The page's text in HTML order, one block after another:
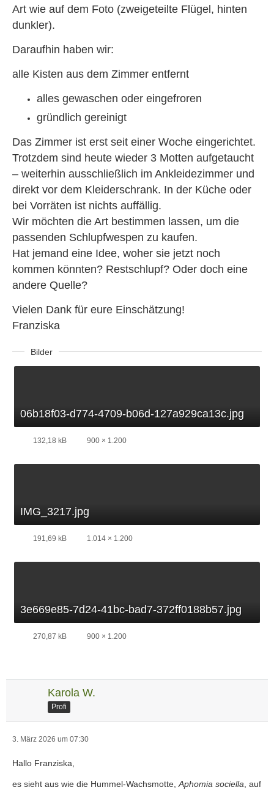
Art wie auf dem Foto (zweigeteilte Flügel, hinten
dunkler).
Daraufhin haben wir:
alle Kisten aus dem Zimmer entfernt
alles gewaschen oder eingefroren
gründlich gereinigt
Das Zimmer ist erst seit einer Woche eingerichtet.
Trotzdem sind heute wieder 3 Motten aufgetaucht
– weiterhin ausschließlich im Ankleidezimmer und
direkt vor dem Kleiderschrank. In der Küche oder
bei Vorräten ist nichts auffällig.
Wir möchten die Art bestimmen lassen, um die
passenden Schlupfwespen zu kaufen.
Hat jemand eine Idee, woher sie jetzt noch
kommen könnten? Restschlupf? Oder doch eine
andere Quelle?
Vielen Dank für eure Einschätzung!
Franziska
Bilder
06b18f03-d774-4709-b06d-127a929ca13c.jpg
132,18 kB 900 × 1.200
IMG_3217.jpg
191,69 kB 1.014 × 1.200
3e669e85-7d24-41bc-bad7-372ff0188b57.jpg
270,87 kB 900 × 1.200
Karola W.
Profi
3. März 2026 um 07:30
Hallo Franziska,
es sieht aus wie die Hummel-Wachsmotte, Aphomia sociella , auf